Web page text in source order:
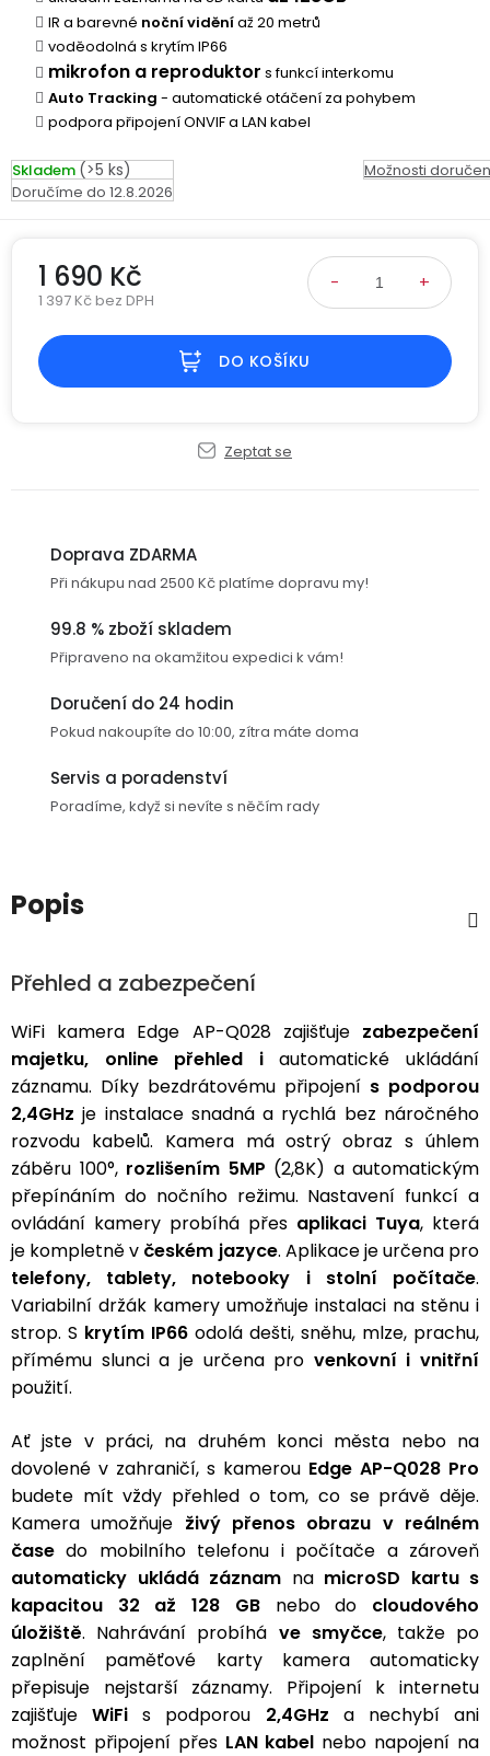
displejem
Příslušenství
Sada
se
2
bateriemi
Sada
se
3
Náhradní
díly
příslušenství
systémy
Příslušenství
ke
kamerám
Paměti
úložiště
Paměťové
karty
disky
Napájecí
kabely
/
USB-
C
A
/
Lightning
adaptéry
USB-
/
USB-
C
JACK
Redukce
Doplňkové
Značky
IR a barevné noční viděníaž 20 metrů
voděodolná s krytím IP66
mikrofon a reproduktor s funkcí interkomu
Auto Tracking - automatické otáčení za pohybem
podpora připojení ONVIF a LAN kabel
Skladem (>5 ks)
12.8.2026
Možnosti
1 690 Kč
1 397 Kč bez DPH
DO KOŠÍKU
Zeptat se
Doprava ZDARMA
Při nákupu nad 2500 Kč platíme dopravu my!
99.8 % zboží skladem
Připraveno na okamžitou expedici k vám!
Doručení do 24 hodin
Pokud nakoupíte do 10:00, zítra máte doma
Servis a poradenství
Poradíme, když si nevíte s něčím rady
Popis
Přehled a zabezpečení
WiFi kamera Edge AP-Q028 zajišťuje zabezpečení
majetku,
online přehled iautomatické ukládání
záznamu. Díky bezdrátovému připojení s podporou
2,4GHzje instalace snadná a rychlá bez náročného
rozvodu kabelů. Kamera má ostrý obraz s úhlem
záběru 100°, rozlišením 5MP (2,8K) a automatickým
přepínáním do nočního režimu. Nastavení funkcí a
ovládání kamery probíhá přes aplikaci Tuya, která
je kompletně v českém jazyce. Aplikaceje určena pro
telefony, tablety, notebooky i stolní počítače.
Variabilní držák kamery umožňuje instalaci na stěnu i
strop. S krytím IP66 odolá dešti, sněhu, mlze, prachu,
přímému slunci a je určena pro venkovní i vnitřní
použití.
Ať jste v práci, na druhém konci města nebo na
dovolené v zahraničí, s kamerou Edge AP-Q028 Pro
budete mít vždy přehled o tom, co se právě děje.
Kamera umožňuje živý přenos obrazu v reálném
čase do mobilního telefonu i počítače a zároveň
automaticky ukládá záznam na microSD kartu s
kapacitou 32 až 128 GBnebo do cloudového
úložiště. Nahrávání probíhá ve smyčce, takže po
zaplnění paměťové karty kamera automaticky
přepisuje nejstarší záznamy. Připojení k internetu
zajišťuje WiFi s podporou 2,4GHz a nechybí ani
možnost připojení přes LAN kabel nebo napojení na